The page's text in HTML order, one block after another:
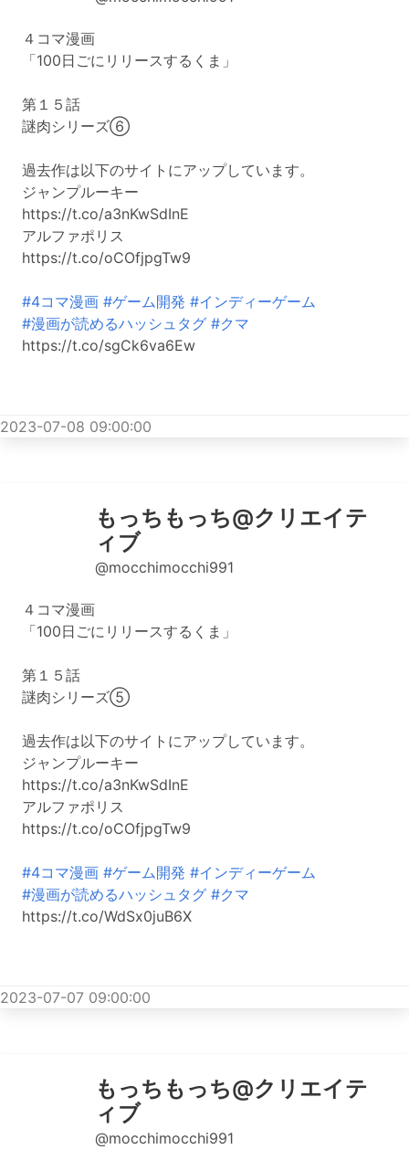
４コマ漫画
「100日ごにリリースするくま」
第１５話
謎肉シリーズ⑥
過去作は以下のサイトにアップしています。
ジャンプルーキー
https://t.co/a3nKwSdInE
アルファポリス
https://t.co/oCOfjpgTw9
#4コマ漫画 #ゲーム開発 #インディーゲーム
#漫画が読めるハッシュタグ #クマ
https://t.co/sgCk6va6Ew
2023-07-08 09:00:00
もっちもっち@クリエイテ
ィブ
@mocchimocchi991
４コマ漫画
「100日ごにリリースするくま」
第１５話
謎肉シリーズ⑤
過去作は以下のサイトにアップしています。
ジャンプルーキー
https://t.co/a3nKwSdInE
アルファポリス
https://t.co/oCOfjpgTw9
#4コマ漫画 #ゲーム開発 #インディーゲーム
#漫画が読めるハッシュタグ #クマ
https://t.co/WdSx0juB6X
2023-07-07 09:00:00
もっちもっち@クリエイテ
ィブ
@mocchimocchi991